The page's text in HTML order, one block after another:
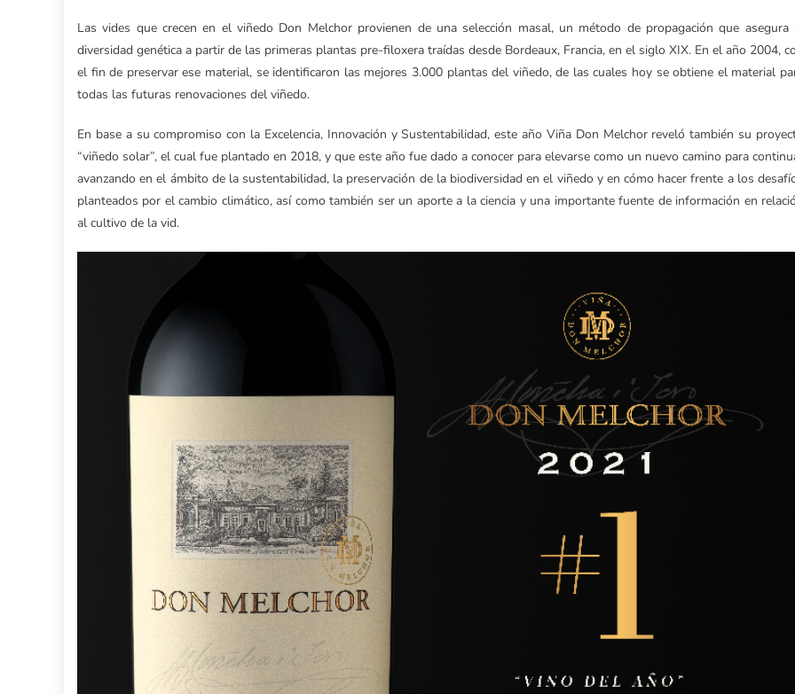
Las vides que crecen en el viñedo Don Melchor provienen de una selección masal, un método de propagación que asegura
diversidad genética a partir de las primeras plantas pre-filoxera traídas desde Bordeaux, Francia, en el siglo XIX. En el año 2004,
el fin de preservar ese material, se identificaron las mejores 3.000 plantas del viñedo, de las cuales hoy se obtiene el material
todas las futuras renovaciones del viñedo.
En base a su compromiso con la Excelencia, Innovación y Sustentabilidad, este año Viña Don Melchor reveló también su
“viñedo solar”, el cual fue plantado en 2018, y que este año fue dado a conocer para elevarse como un nuevo camino para
avanzando en el ámbito de la sustentabilidad, la preservación de la biodiversidad en el viñedo y en cómo hacer frente a los
planteados por el cambio climático, así como también ser un aporte a la ciencia y una importante fuente de información en
al cultivo de la vid.